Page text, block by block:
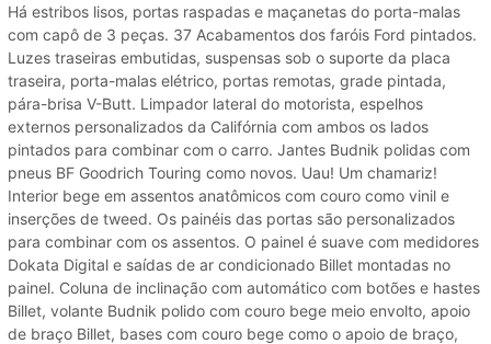
Há estribos lisos, portas raspadas e maçanetas do porta-malas
com capô de 3 peças. 37 Acabamentos dos faróis Ford pintados.
Luzes traseiras embutidas, suspensas sob o suporte da placa
traseira, porta-malas elétrico, portas remotas, grade pintada,
pára-brisa V-Butt. Limpador lateral do motorista, espelhos
externos personalizados da Califórnia com ambos os lados
pintados para combinar com o carro. Jantes Budnik polidas com
pneus BF Goodrich Touring como novos. Uau! Um chamariz!
Interior bege em assentos anatômicos com couro como vinil e
inserções de tweed. Os painéis das portas são personalizados
para combinar com os assentos. O painel é suave com medidores
Dokata Digital e saídas de ar condicionado Billet montadas no
painel. Coluna de inclinação com automático com botões e hastes
Billet, volante Budnik polido com couro bege meio envolto, apoio
de braço Billet, bases com couro bege como o apoio de braço,